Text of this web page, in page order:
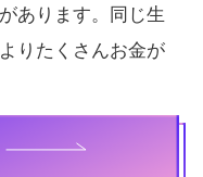
あります。同じ生
りたくさんお金が